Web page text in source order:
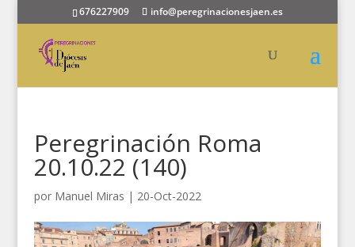
676227909 info@peregrinacionesjaen.es
Peregrinación Roma
20.10.22 (140)
por Manuel Miras | 20-Oct-2022